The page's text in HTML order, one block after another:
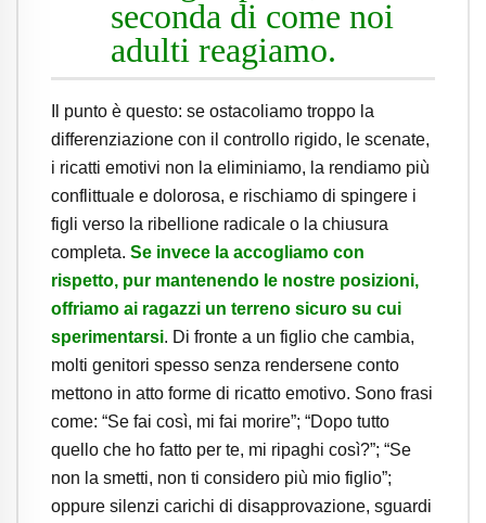
seconda di come noi
adulti reagiamo.
Il punto è questo: se ostacoliamo troppo la
differenziazione con il controllo rigido, le scenate,
i ricatti emotivi non la eliminiamo, la rendiamo più
conflittuale e dolorosa, e rischiamo di spingere i
figli verso la ribellione radicale o la chiusura
completa. Se invece la accogliamo con
rispetto, pur mantenendo le nostre posizioni,
offriamo ai ragazzi un terreno sicuro su cui
sperimentarsi. Di fronte a un figlio che cambia,
molti genitori spesso senza rendersene conto
mettono in atto forme di ricatto emotivo. Sono frasi
come: “Se fai così, mi fai morire”; “Dopo tutto
quello che ho fatto per te, mi ripaghi così?”; “Se
non la smetti, non ti considero più mio figlio”;
oppure silenzi carichi di disapprovazione, sguardi